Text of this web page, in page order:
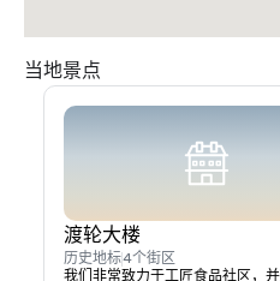
当地景点
渡轮大楼
历史地标4个街区
我们非常致力于工匠食品社区，